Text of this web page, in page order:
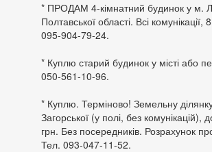
* ПРОДАМ 4-кімнатний будинок у м.
Полтавської області. Всі комунікації,
095-904-79-24.
* Куплю старий будинок у місті або
050-561-10-96.
* Куплю. Терміново! Земельну ділянку
Загорської (у полі, без
грн. Без посередників. Розрахунок
Тел. 093-047-11-52.